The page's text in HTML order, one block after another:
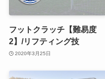
フットクラッチ【難易度
2】/リフティング技
2020年3月25日